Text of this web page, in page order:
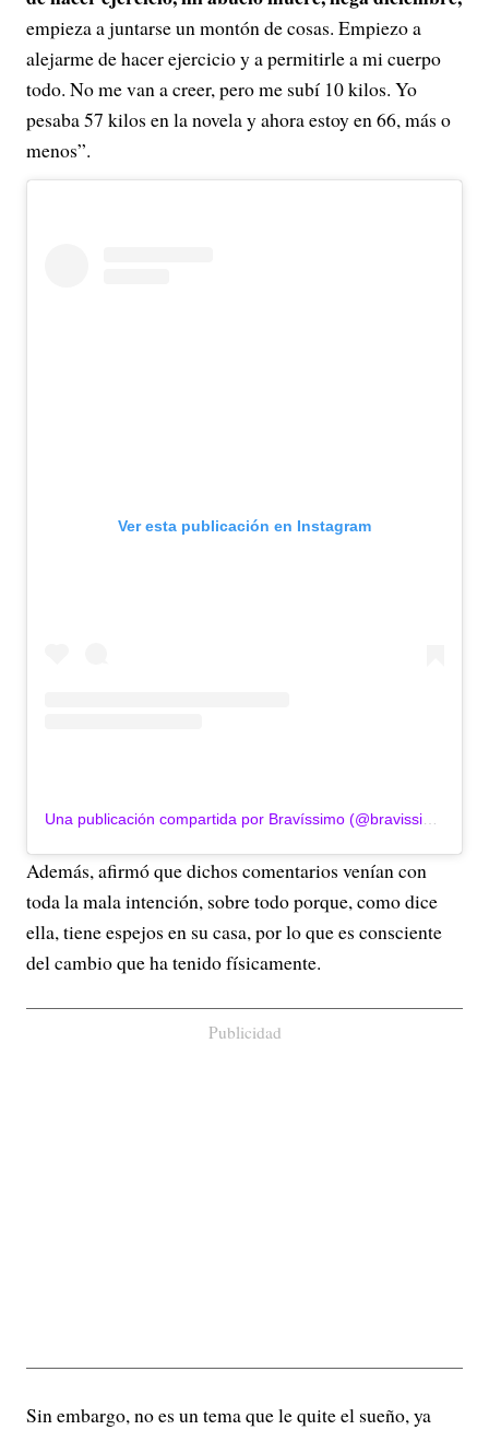
empieza a juntarse un montón de cosas. Empiezo a
alejarme de hacer ejercicio y a permitirle a mi cuerpo
todo. No me van a creer, pero me subí 10 kilos. Yo
pesaba 57 kilos en la novela y ahora estoy en 66, más o
menos”.
Ver esta publicación en Instagram
Además, afirmó que dichos comentarios venían con
toda la mala intención, sobre todo porque, como dice
ella, tiene espejos en su casa, por lo que es consciente
del cambio que ha tenido físicamente.
Publicidad
Sin embargo, no es un tema que le quite el sueño, ya